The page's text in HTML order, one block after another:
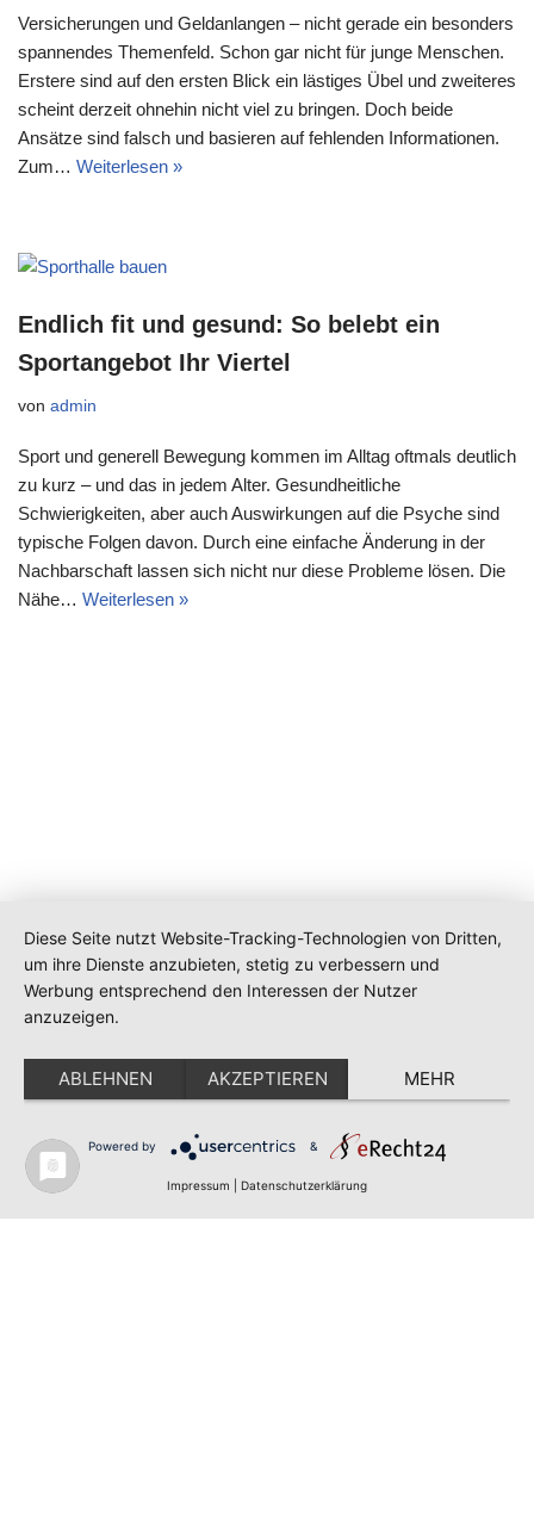
Versicherungen und Geldanlangen – nicht gerade ein besonders
spannendes Themenfeld. Schon gar nicht für junge Menschen.
Erstere sind auf den ersten Blick ein lästiges Übel und zweiteres
scheint derzeit ohnehin nicht viel zu bringen. Doch beide
Ansätze sind falsch und basieren auf fehlenden Informationen.
Zum… Weiterlesen »
Endlich fit und gesund: So belebt ein
Sportangebot Ihr Viertel
von admin
Sport und generell Bewegung kommen im Alltag oftmals deutlich
zu kurz – und das in jedem Alter. Gesundheitliche
Schwierigkeiten, aber auch Auswirkungen auf die Psyche sind
typische Folgen davon. Durch eine einfache Änderung in der
Nachbarschaft lassen sich nicht nur diese Probleme lösen. Die
Nähe… Weiterlesen »
Impressum Datenschutz
Copyright - Gewusst wer hilft
Diese Seite nutzt Website-Tracking-Technologien von Dritten,
um ihre Dienste anzubieten, stetig zu verbessern und
Werbung entsprechend den Interessen der Nutzer
anzuzeigen.
ABLEHNEN AKZEPTIEREN MEHR
Powered by &
Impressum Datenschutzerklärung